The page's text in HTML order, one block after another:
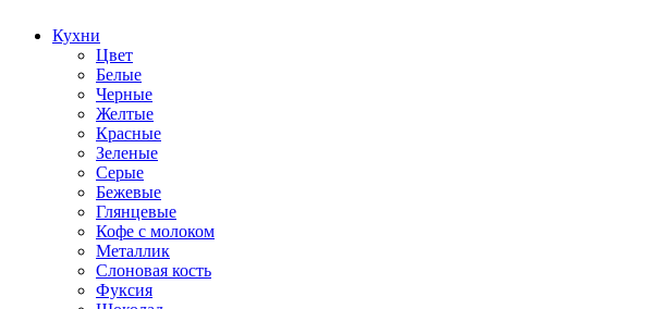
Кухни
Цвет
Белые
Черные
Желтые
Красные
Зеленые
Серые
Бежевые
Глянцевые
Кофе с молоком
Металлик
Слоновая кость
Фуксия